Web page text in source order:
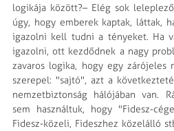
logikája között?– Elég sok
úgy, hogy emberek kaptak, láttak,
igazolni kell tudni a tényeket. Ha
igazolni, ott kezdődnek a nagy
zavaros logika, hogy egy zárójeles
szerepel: "sajtó", azt a
nemzetbiztonság hálójában van.
sem használtuk, hogy "Fidesz-
Fidesz-közeli, Fideszhez közelálló